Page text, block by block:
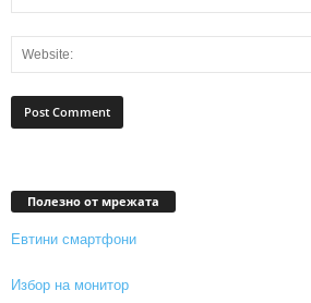
Полезно от мрежата
Евтини смартфони
Избор на монитор